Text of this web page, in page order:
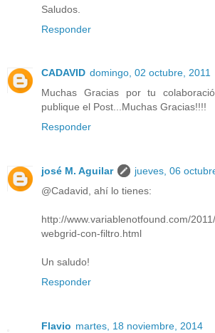
Saludos.
Responder
CADAVID domingo, 02 octubre, 2011
Muchas Gracias por tu
publique el Post...Muchas Gracias!!!!
Responder
josé M. Aguilar
jueves, 06
@Cadavid, ahí lo tienes:
http://www.variablenotfound.com/
webgrid-con-filtro.html
Un saludo!
Responder
Flavio martes, 18 noviembre, 2014